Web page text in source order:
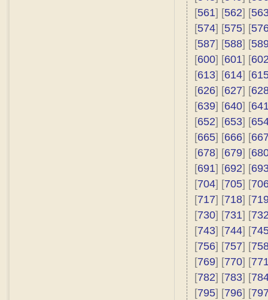
[561] [562] [
[574] [575] [
[587] [588] [
[600] [601] [
[613] [614] [
[626] [627] [
[639] [640] [
[652] [653] [
[665] [666] [
[678] [679] [
[691] [692] [
[704] [705] [
[717] [718] [
[730] [731] [
[743] [744] [
[756] [757] [
[769] [770] [
[782] [783] [
[795] [796] [